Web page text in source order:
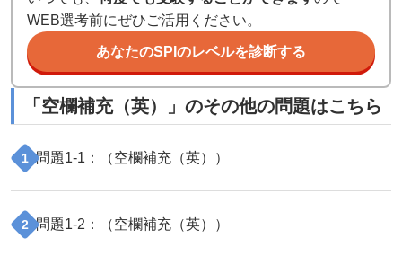
WEB選考前にぜひご活用ください。
あなたのSPIのレベルを診断する
「 空欄補充（英） 」のその他の問題はこちら
1 問題1-1 ：（空欄補充（英） ）
2 問題1-2 ：（空欄補充（英） ）